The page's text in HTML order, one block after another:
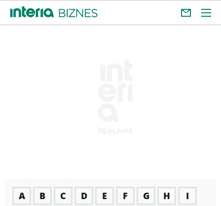
A B C D E F G H
I